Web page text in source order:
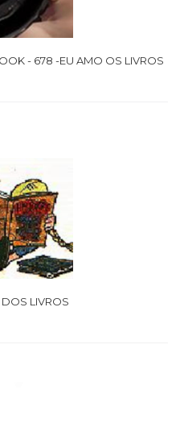
- 678 -EU AMO OS LIVROS
DOS LIVROS